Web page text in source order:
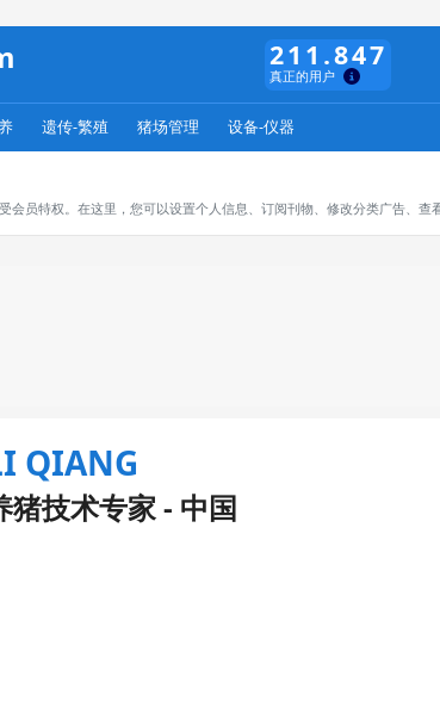
211.847
真正的用户
遗传-繁殖 猪场管理 设备-仪器
会员特权。在这里，您可以设置个人信息、订阅刊物、修改分类广告、查
QIANG
猪技术专家 - 中国